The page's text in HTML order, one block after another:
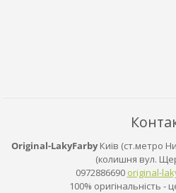
Original-LakyFarby Київ (ст.метро
(колишня вул.
0972886690 original-
100% оригінальність